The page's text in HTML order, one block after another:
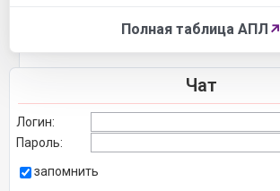
Полная таблица АПЛ ↗
Чат
Логин:
Пароль:
запомнить